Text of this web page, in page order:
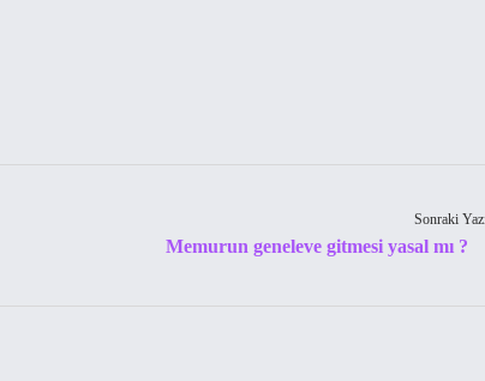
Sonraki
Memurun geneleve gitmesi yasal mı ?